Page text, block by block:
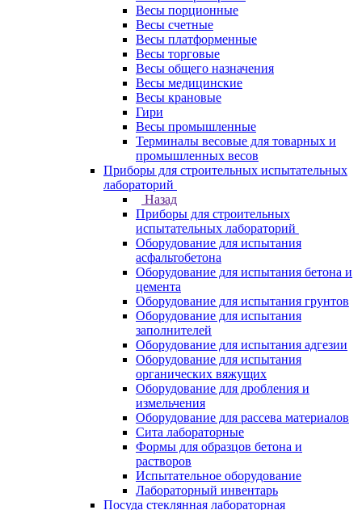
Весы порционные
Весы счетные
Весы платформенные
Весы торговые
Весы общего назначения
Весы медицинские
Весы крановые
Гири
Весы промышленные
Терминалы весовые для товарных и
промышленных весов
Приборы для строительных испытательных
лабораторий
Назад
Приборы для строительных
испытательных лабораторий
Оборудование для испытания
асфальтобетона
Оборудование для испытания бетона и
цемента
Оборудование для испытания грунтов
Оборудование для испытания
заполнителей
Оборудование для испытания адгезии
Оборудование для испытания
органических вяжущих
Оборудование для дробления и
измельчения
Оборудование для рассева материалов
Сита лабораторные
Формы для образцов бетона и
растворов
Испытательное оборудование
Лабораторный инвентарь
Посуда стеклянная лабораторная